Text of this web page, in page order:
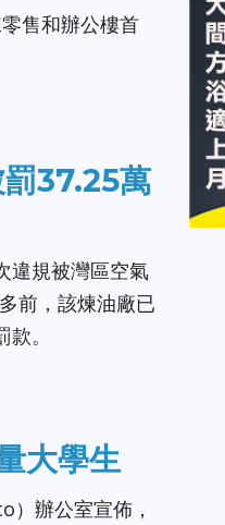
售和辦公樓首
37.25萬
規被灣區空氣
前，該煉油廠已
。
大學生
辦公室宣佈，